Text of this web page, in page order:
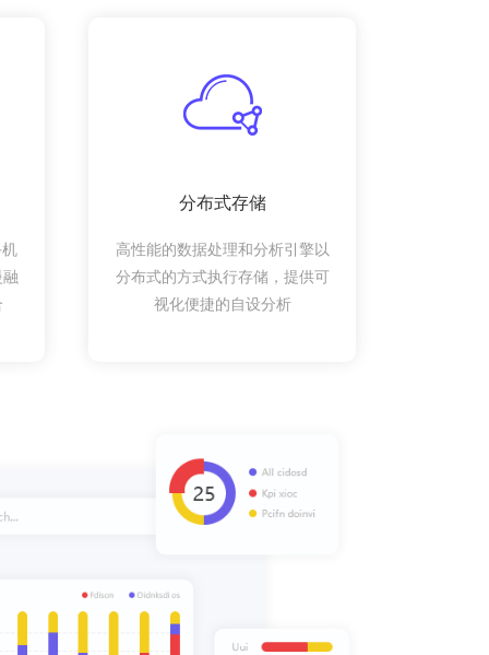
分布式存储
高性能的数据处理和分析引擎以
分布式的方式执行存储，提供可
视化便捷的自设分析